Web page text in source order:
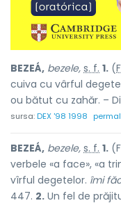
BEZEÁ, bezele, s. f. 1. (
cuiva cu vârful
ou bătut cu zahăr. –
sursa:DEX '98 1998
BEZEÁ, bezele, s. f. 1.
verbele «a face», «a
vîrful degetelor. îmi
447. 2. Un fel de